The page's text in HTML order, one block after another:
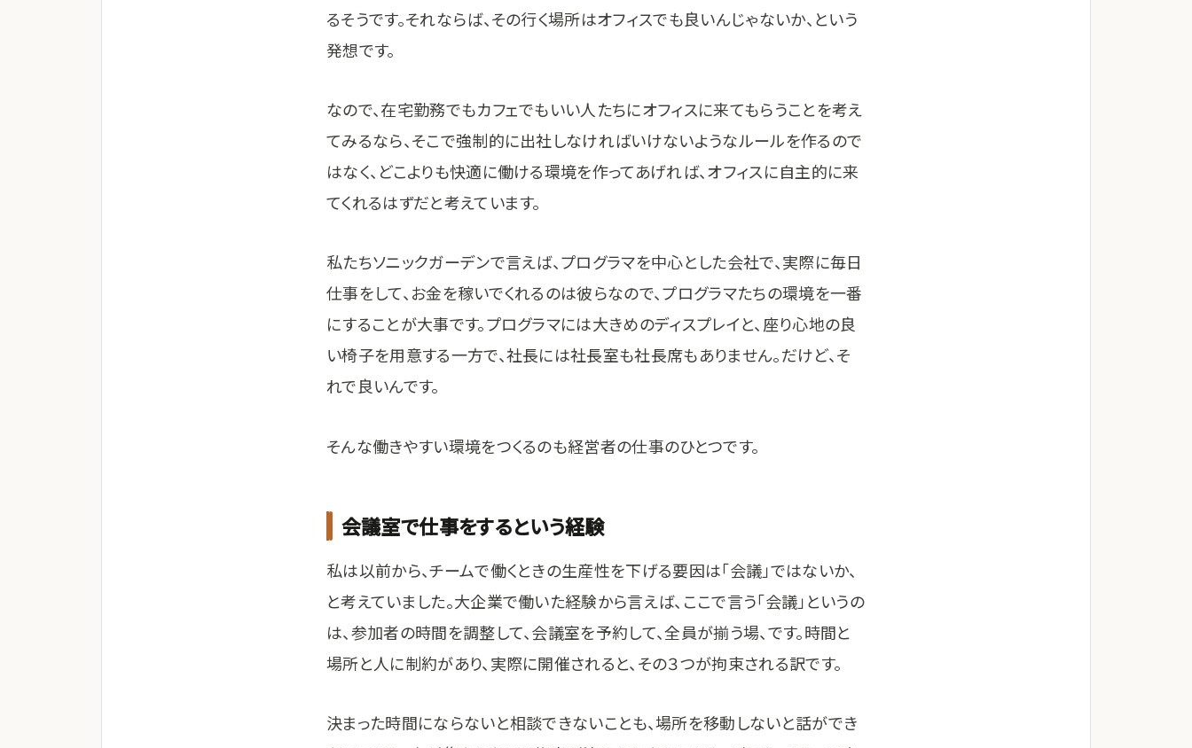
るそうです。それならば、その行く場所はオフィスでも良いんじゃないか、という
発想です。
なので、在宅勤務でもカフェでもいい人たちにオフィスに来てもらうことを考え
てみるなら、そこで強制的に出社しなければいけないようなルールを作るので
はなく、どこよりも快適に働ける環境を作ってあげれば、オフィスに自主的に来
てくれるはずだと考えています。
私たちソニックガーデンで言えば、プログラマを中心とした会社で、実際に毎日
仕事をして、お金を稼いでくれるのは彼らなので、プログラマたちの環境を一番
にすることが大事です。プログラマには大きめのディスプレイと、座り心地の良
い椅子を用意する一方で、社長には社長室も社長席もありません。だけど、そ
れで良いんです。
そんな働きやすい環境をつくるのも経営者の仕事のひとつです。
会議室で仕事をするという経験
私は以前から、チームで働くときの生産性を下げる要因は「会議」ではないか、
と考えていました。大企業で働いた経験から言えば、ここで言う「会議」というの
は、参加者の時間を調整して、会議室を予約して、全員が揃う場、です。時間と
場所と人に制約があり、実際に開催されると、その３つが拘束される訳です。
決まった時間にならないと相談できないことも、場所を移動しないと話ができ